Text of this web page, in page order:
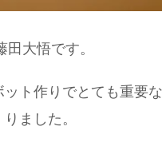
大悟です。
ト作りでとても重要
ました。